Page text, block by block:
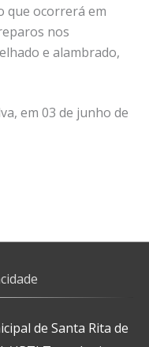
que ocorrerá em
nos
e alambrado,
em 03 de junho de
de Santa Rita de